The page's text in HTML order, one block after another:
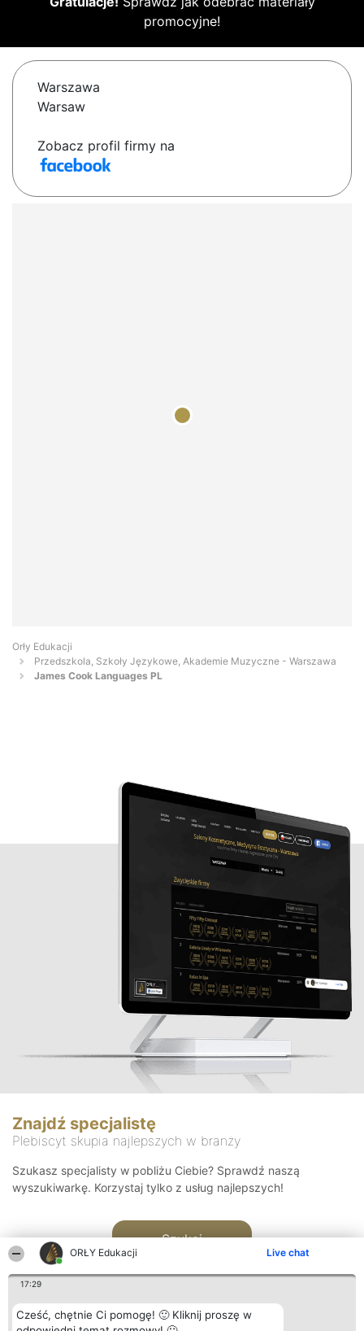
ORŁY Edukacji Live chat
17:29
Cześć, chętnie Ci pomogę! 🙂 Kliknij proszę w
promocyjne!
Warszawa
Warsaw
Zobacz profil firmy na
Orły Edukacji
Przedszkola, Szkoły Językowe, Akademie Muzyczne - Warszawa
James Cook Languages PL
Znajdź specjalistę
Plebiscyt skupia najlepszych w branży
Szukasz specjalisty w pobliżu Ciebie? Sprawdź naszą
wyszukiwarkę. Korzystaj tylko z usług najlepszych!
Szukaj